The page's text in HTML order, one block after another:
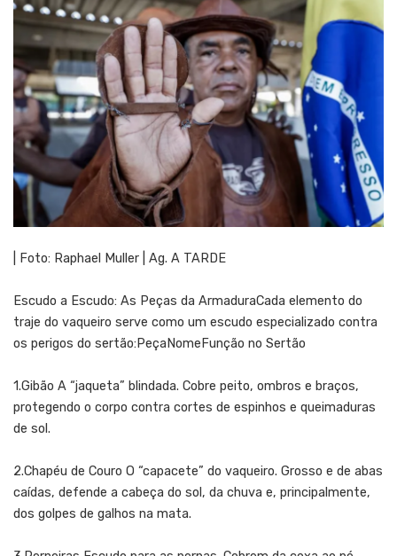
| Foto: Raphael Muller | Ag. A TARDE
Escudo a Escudo: As Peças da ArmaduraCada elemento do
traje do vaqueiro serve como um escudo especializado contra
os perigos do sertão:PeçaNomeFunção no Sertão
1.Gibão A “jaqueta” blindada. Cobre peito, ombros e braços,
protegendo o corpo contra cortes de espinhos e queimaduras
de sol.
2.Chapéu de Couro O “capacete” do vaqueiro. Grosso e de abas
caídas, defende a cabeça do sol, da chuva e, principalmente,
dos golpes de galhos na mata.